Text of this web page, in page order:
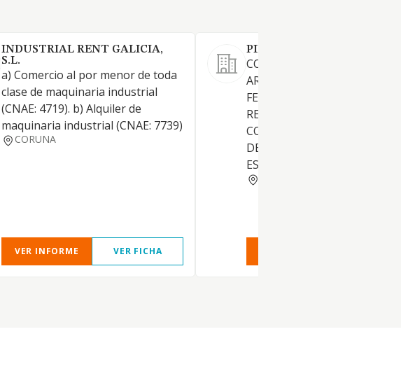
INDUSTRIAL RENT GALICIA,
S.L.
a) Comercio al por menor de toda
clase de maquinaria industrial
(CNAE: 4719). b) Alquiler de
maquinaria industrial (CNAE: 7739)
CORUNA
VER INFORME VER FICHA
PINTO'S JC SL
COMERCIO MENOR DE
ARTICULOS DE MENAJE,
FERRETERIA, ADORNO,
RECLAMO. INTERMEDIACION
COMERCIAL - COMERCIO
DE OTRAS MERCANCIAS SIN
ESTABLECIMIENTO.